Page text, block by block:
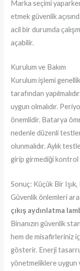
Marka seçimi
etmek güvenlik
acil bir durumda
açabilir.
Kurulum ve Bakım
Kurulum işlemi
tarafından
uygun olmalıdır.
önemlidir. Batarya
nedenle düzenli
olunmalıdır. Aylık
girip girmediği kontrol
Sonuç: Küçük Bir
Güvenlik önlemleri
çıkış aydınlatma
Binanızın güvenlik
hem de misafirleriniz
gösterir. Enerji
yönetmeliklere uygun